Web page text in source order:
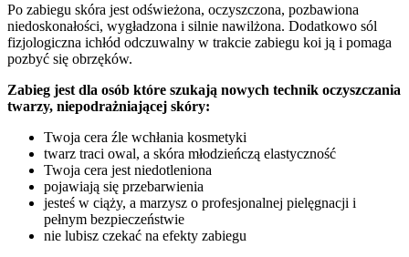
Po zabiegu skóra jest odświeżona, oczyszczona, pozbawiona
niedoskonałości, wygładzona i silnie nawilżona. Dodatkowo sól
fizjologiczna ichłód odczuwalny w trakcie zabiegu koi ją i pomaga
pozbyć się obrzęków.
Zabieg jest dla osób które szukają nowych technik oczyszczania
twarzy, niepodrażniającej skóry:
Twoja cera źle wchłania kosmetyki
twarz traci owal, a skóra młodzieńczą elastyczność
Twoja cera jest niedotleniona
pojawiają się przebarwienia
jesteś w ciąży, a marzysz o profesjonalnej pielęgnacji i
pełnym bezpieczeństwie
nie lubisz czekać na efekty zabiegu